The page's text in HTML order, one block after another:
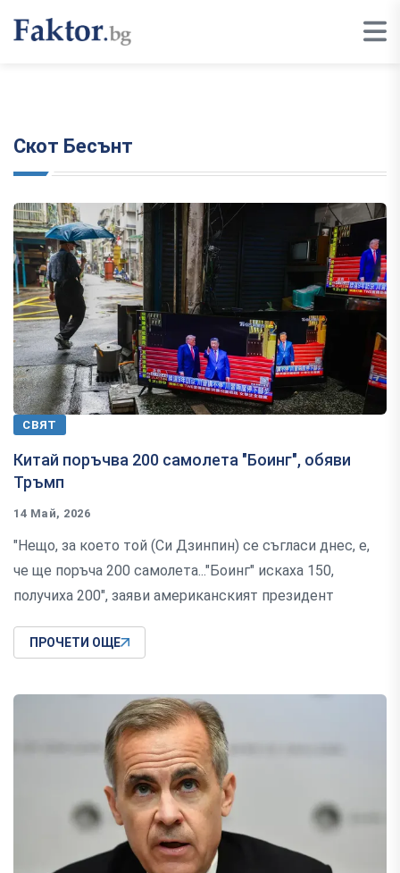
Скот Бесънт
СВЯТ
Китай поръчва 200 самолета "Боинг", обяви
Тръмп
14 Май, 2026
"Нещо, за което той (Си Дзинпин) се съгласи днес, е,
че ще поръча 200 самолета..."Боинг" искаха 150,
получиха 200", заяви американският президент
ПРОЧЕТИ ОЩЕ